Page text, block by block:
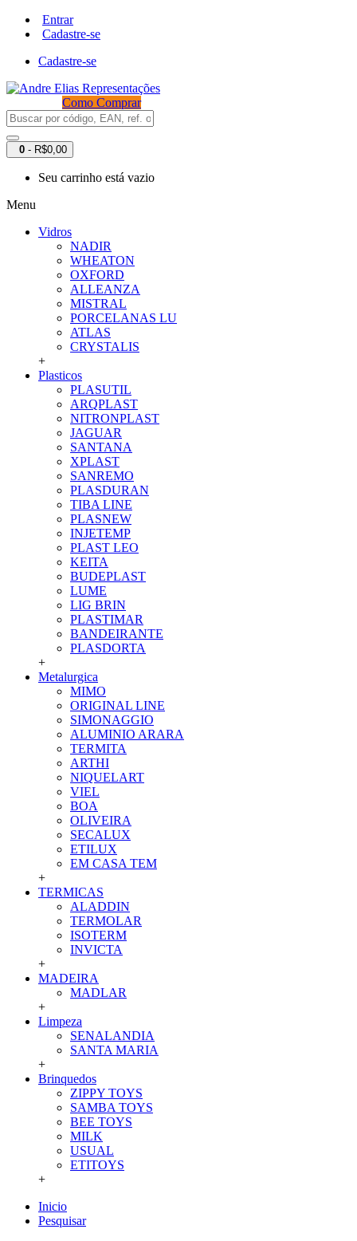
Entrar
Cadastre-se
Cadastre-se
Como Comprar
0 - R$0,00
Seu carrinho está vazio
Menu
Vidros
NADIR
WHEATON
OXFORD
ALLEANZA
MISTRAL
PORCELANAS LU
ATLAS
CRYSTALIS
+
Plasticos
PLASUTIL
ARQPLAST
NITRONPLAST
JAGUAR
SANTANA
XPLAST
SANREMO
PLASDURAN
TIBA LINE
PLASNEW
INJETEMP
PLAST LEO
KEITA
BUDEPLAST
LUME
LIG BRIN
PLASTIMAR
BANDEIRANTE
PLASDORTA
+
Metalurgica
MIMO
ORIGINAL LINE
SIMONAGGIO
ALUMINIO ARARA
TERMITA
ARTHI
NIQUELART
VIEL
BOA
OLIVEIRA
SECALUX
ETILUX
EM CASA TEM
+
TERMICAS
ALADDIN
TERMOLAR
ISOTERM
INVICTA
+
MADEIRA
MADLAR
+
Limpeza
SENALANDIA
SANTA MARIA
+
Brinquedos
ZIPPY TOYS
SAMBA TOYS
BEE TOYS
MILK
USUAL
ETITOYS
+
Inicio
Pesquisar